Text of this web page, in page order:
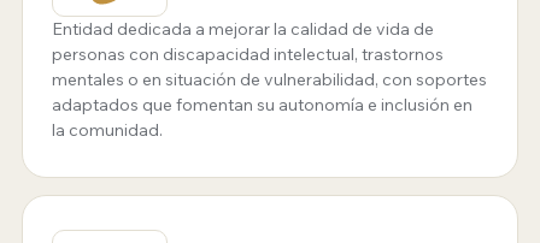
Entidad dedicada a mejorar la calidad de vida de
personas con discapacidad intelectual, trastornos
mentales o en situación de vulnerabilidad, con soportes
adaptados que fomentan su autonomía e inclusión en
la comunidad.